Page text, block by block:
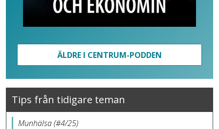
ÄLDRE I CENTRUM-PODDEN
Tips från tidigare teman
Munhälsa (#4/25)